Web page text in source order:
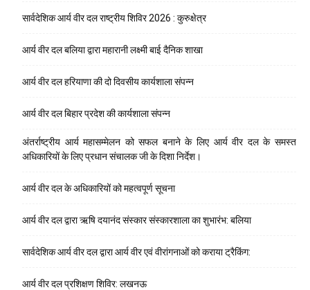
सार्वदेशिक आर्य वीर दल राष्ट्रीय शिविर 2026 : कुरुक्षेत्र
आर्य वीर दल बलिया द्वारा महारानी लक्ष्मी बाई दैनिक शाखा
आर्य वीर दल हरियाणा की दो दिवसीय कार्यशाला संपन्न
आर्य वीर दल बिहार प्रदेश की कार्यशाला संपन्न
अंतर्राष्ट्रीय आर्य महासम्मेलन को सफल बनाने के लिए आर्य वीर दल के समस्त
अधिकारियों के लिए प्रधान संचालक जी के दिशा निर्देश।
आर्य वीर दल के अधिकारियों को महत्वपूर्ण सूचना
आर्य वीर दल द्वारा ऋषि दयानंद संस्कार संस्कारशाला का शुभारंभ: बलिया
सार्वदेशिक आर्य वीर दल द्वारा आर्य वीर एवं वीरांगनाओं को कराया ट्रैकिंग:
आर्य वीर दल प्रशिक्षण शिविर: लखनऊ